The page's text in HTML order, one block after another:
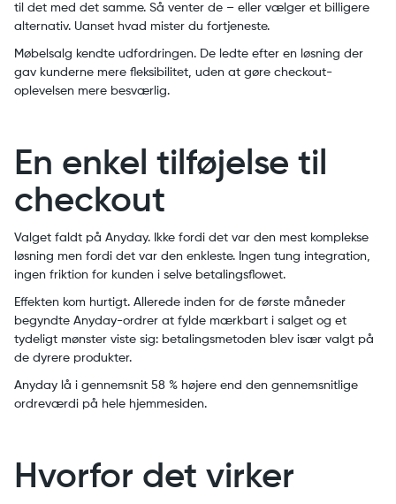
til det med det samme. Så venter de – eller vælger et billigere
alternativ. Uanset hvad mister du fortjeneste.
Møbelsalg kendte udfordringen. De ledte efter en løsning der
gav kunderne mere fleksibilitet, uden at gøre checkout-
oplevelsen mere besværlig.
En enkel tilføjelse til
checkout
Valget faldt på Anyday. Ikke fordi det var den mest komplekse
løsning men fordi det var den enkleste. Ingen tung integration,
ingen friktion for kunden i selve betalingsflowet.
Effekten kom hurtigt. Allerede inden for de første måneder
begyndte Anyday-ordrer at fylde mærkbart i salget og et
tydeligt mønster viste sig: betalingsmetoden blev især valgt på
de dyrere produkter.
Anyday lå i gennemsnit 58 % højere end den gennemsnitlige
ordreværdi på hele hjemmesiden.
Hvorfor det virker